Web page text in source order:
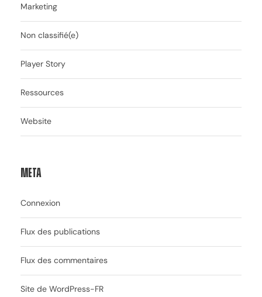
Marketing
Non classifié(e)
Player Story
Ressources
Website
Meta
Connexion
Flux des publications
Flux des commentaires
Site de WordPress-FR